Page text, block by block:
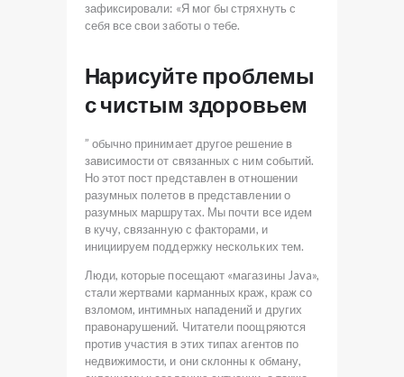
зафиксировали: «Я мог бы стряхнуть с
себя все свои заботы о тебе.
Нарисуйте проблемы
с чистым здоровьем
” обычно принимает другое решение в
зависимости от связанных с ним событий.
Но этот пост представлен в отношении
разумных полетов в представлении о
разумных маршрутах. Мы почти все идем
в кучу, связанную с факторами, и
инициируем поддержку нескольких тем.
Люди, которые посещают «магазины Java»,
стали жертвами карманных краж, краж со
взломом, интимных нападений и других
правонарушений. Читатели поощряются
против участия в этих типах агентов по
недвижимости, и они склонны к обману,